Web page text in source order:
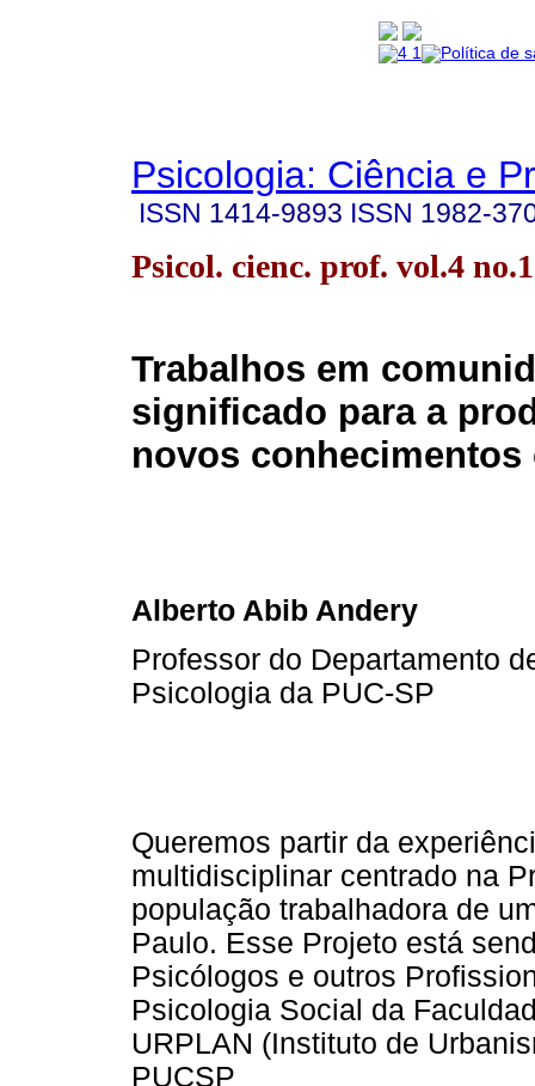
Psicologia: Ciência e
ISSN 1414-9893 ISSN 1982-
Psicol. cienc. prof. vol.4
Trabalhos em
significado para a
novos
Alberto Abib Andery
Professor do Departamento
Psicologia da PUC-SP
Queremos partir da
multidisciplinar centrado na
população trabalhadora de
Paulo. Esse Projeto está
Psicólogos e outros
Psicologia Social da
URPLAN (Instituto de
PUCSP